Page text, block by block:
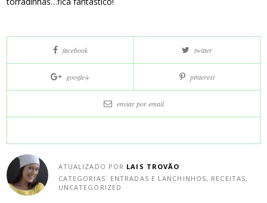
facebook twitter
google+ pinterest
enviar poremail
ATUALIZADO POR LAIS TROVÃO
CATEGORIAS: ENTRADAS E LANCHINHOS, RECEITAS,
UNCATEGORIZED